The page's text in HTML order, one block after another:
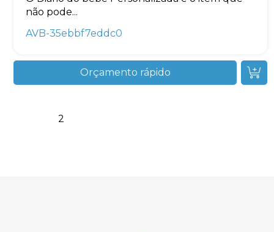
não pode...
AVB-35ebbf7eddc0
Orçamento rápido
2